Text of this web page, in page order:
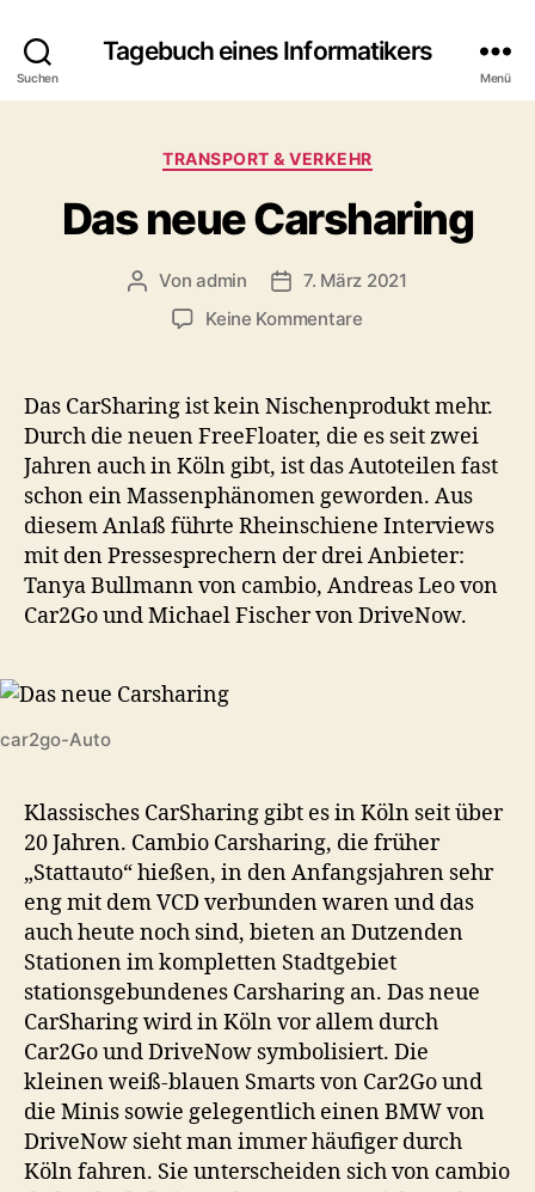
Suchen
Tagebuch eines Informatikers
Menü
Kategorien
TRANSPORT & VERKEHR
Das neue Carsharing
Beitragsautor
Vonadmin Beitragsdatum
7. März 2021
Keine Kommentarezu
Carsharing
Das CarSharing ist kein Nischenprodukt mehr.
Durch die neuen FreeFloater, die es seit zwei
Jahren auch in Köln gibt, ist das Autoteilen fast
schon ein Massenphänomen geworden. Aus
diesem Anlaß führte Rheinschiene Interviews
mit den Pressesprechern der drei Anbieter:
Tanya Bullmann von cambio, Andreas Leo von
Car2Go und Michael Fischer von DriveNow.
car2go-Auto
Klassisches CarSharing gibt es in Köln seit über
20 Jahren. Cambio Carsharing, die früher
„Stattauto“ hießen, in den Anfangsjahren sehr
eng mit dem VCD verbunden waren und das
auch heute noch sind, bieten an Dutzenden
Stationen im kompletten Stadtgebiet
stationsgebundenes Carsharing an. Das neue
CarSharing wird in Köln vor allem durch
Car2Go und DriveNow symbolisiert. Die
kleinen weiß-blauen Smarts von Car2Go und
die Minis sowie gelegentlich einen BMW von
DriveNow sieht man immer häufiger durch
Köln fahren. Sie unterscheiden sich von cambio